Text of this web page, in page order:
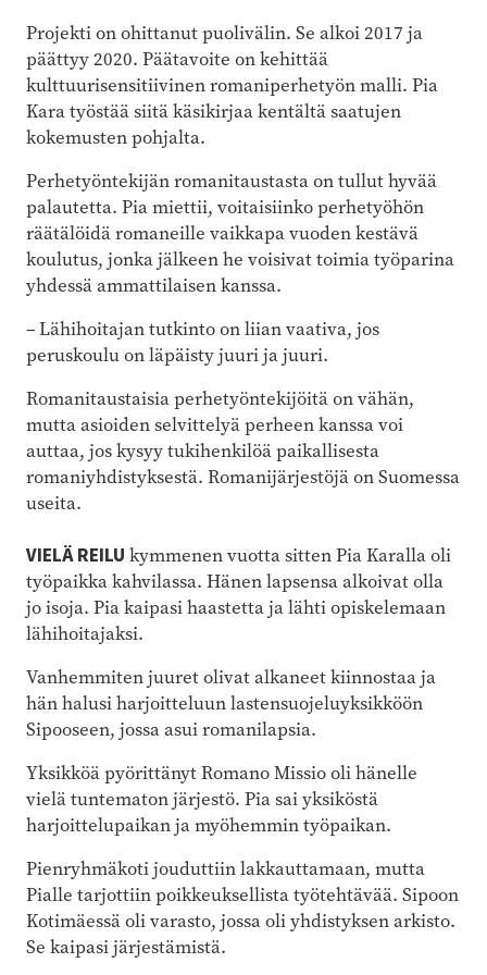
Projekti on ohittanut puolivälin. Se alkoi 2017 ja
päättyy 2020. Päätavoite on kehittää
kulttuurisensitiivinen romaniperhetyön malli. Pia
Kara työstää siitä käsikirjaa kentältä saatujen
kokemusten pohjalta.
Perhetyöntekijän romanitaustasta on tullut hyvää
palautetta. Pia miettii, voitaisiinko perhetyöhön
räätälöidä romaneille vaikkapa vuoden kestävä
koulutus, jonka jälkeen he voisivat toimia työparina
yhdessä ammattilaisen kanssa.
– Lähihoitajan tutkinto on liian vaativa, jos
peruskoulu on läpäisty juuri ja juuri.
Romanitaustaisia perhetyöntekijöitä on vähän,
mutta asioiden selvittelyä perheen kanssa voi
auttaa, jos kysyy tukihenkilöä paikallisesta
romaniyhdistyksestä. Romanijärjestöjä on Suomessa
useita.
VIELÄ REILU kymmenen vuotta sitten Pia Karalla oli
työpaikka kahvilassa. Hänen lapsensa alkoivat olla
jo isoja. Pia kaipasi haastetta ja lähti opiskelemaan
lähihoitajaksi.
Vanhemmiten juuret olivat alkaneet kiinnostaa ja
hän halusi harjoitteluun lastensuojeluyksikköön
Sipooseen, jossa asui romanilapsia.
Yksikköä pyörittänyt Romano Missio oli hänelle
vielä tuntematon järjestö. Pia sai yksiköstä
harjoittelupaikan ja myöhemmin työpaikan.
Pienryhmäkoti jouduttiin lakkauttamaan, mutta
Pialle tarjottiin poikkeuksellista työtehtävää. Sipoon
Kotimäessä oli varasto, jossa oli yhdistyksen arkisto.
Se kaipasi järjestämistä.